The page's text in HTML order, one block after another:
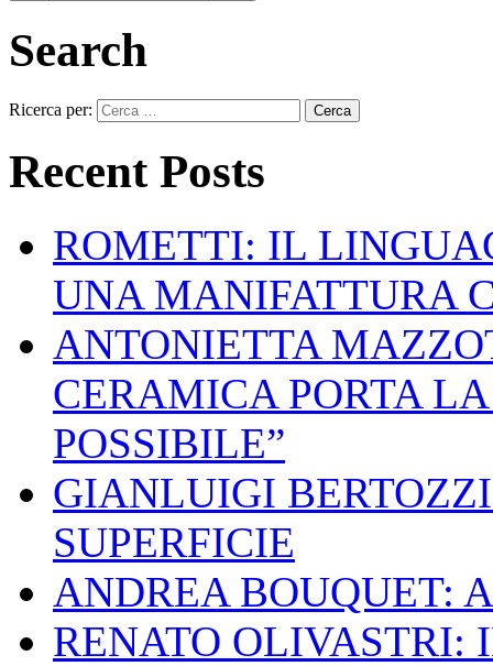
Search
Ricerca per:
Recent Posts
ROMETTI: IL
UNA MANIFATTURA
ANTONIETTA
CERAMICA PORTA
POSSIBILE”
GIANLUIGI
SUPERFICIE
ANDREA BOUQUET:
RENATO OLIVASTRI: